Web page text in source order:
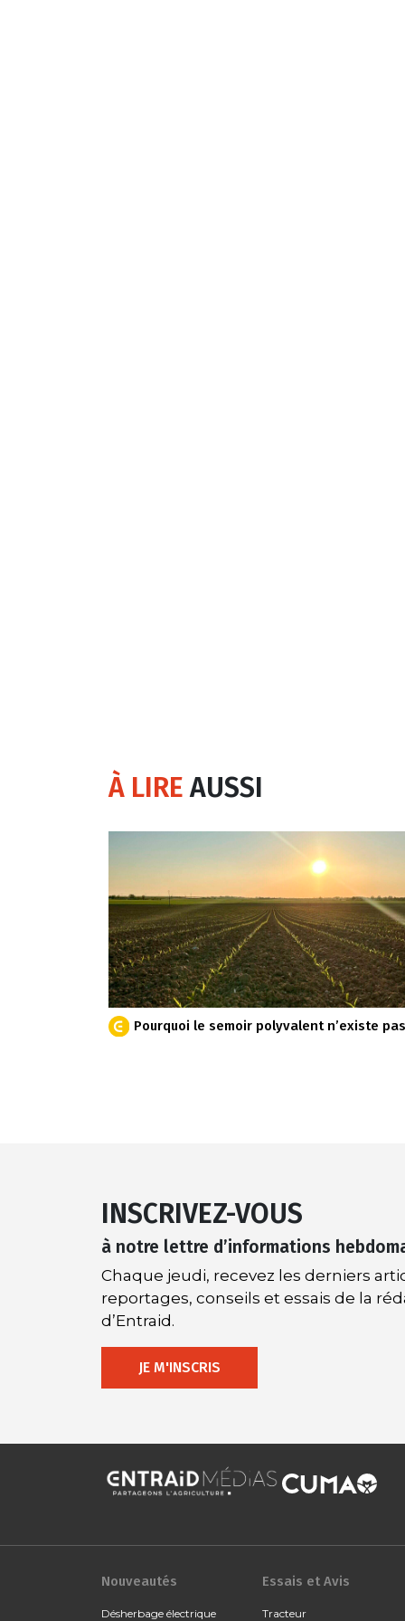
À LIREAUSSI
Pourquoi le semoir polyvalent n’existe
INSCRIVEZ-VOUS
à notre lettre d’informations
Chaque jeudi, recevez les derniers
reportages, conseils et essais de la
d’Entraid.
JE M'INSCRIS
Nouveautés
Désherbage électrique
Essais et Avis
Tracteur